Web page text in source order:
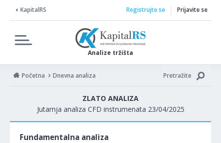
KapitalRS
Analize tržišta
Registrujte se Prijavite se
Početna Dnevna analiza Pretražite
ZLATO ANALIZA
Jutarnja analiza CFD instrumenata 23/04/2025
Fundamentalna analiza